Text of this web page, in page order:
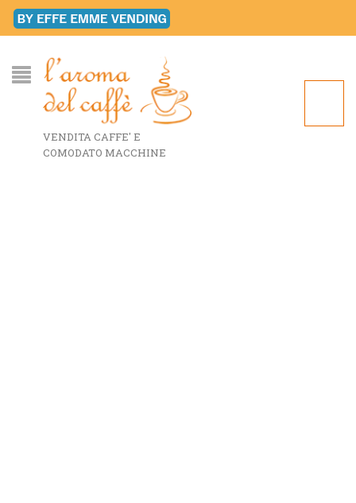
VENDITA CAFFE' E
COMODATO MACCHINE